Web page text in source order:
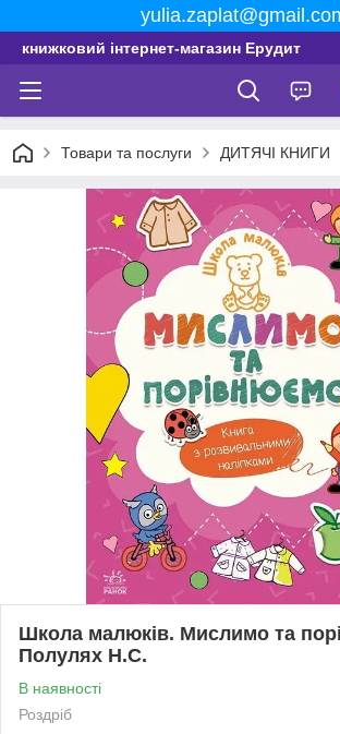
книжковий інтернет-магазин Ерудит
Товари та послуги ДИТЯЧІ КНИГИ
Школа малюків. Мислимо та
Полулях Н.С.
В наявності
Роздріб